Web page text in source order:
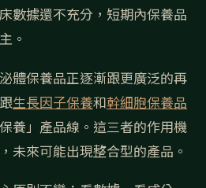
數據還不充分，短期內保養品
。
泌體保養品正逐漸跟更廣泛的再
生長因子保養和幹細胞保養品
養」產品線。這三者的作用機
未來可能出現整合型的產品。